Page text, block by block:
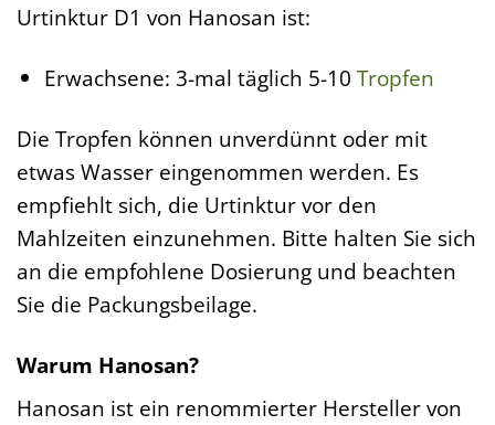
Urtinktur D1 von Hanosan ist:
Erwachsene: 3-mal täglich 5-10 Tropfen
Die Tropfen können unverdünnt oder mit
etwas Wasser eingenommen werden. Es
empfiehlt sich, die Urtinktur vor den
Mahlzeiten einzunehmen. Bitte halten Sie sich
an die empfohlene Dosierung und beachten
Sie die Packungsbeilage.
Warum Hanosan?
Hanosan ist ein renommierter Hersteller von